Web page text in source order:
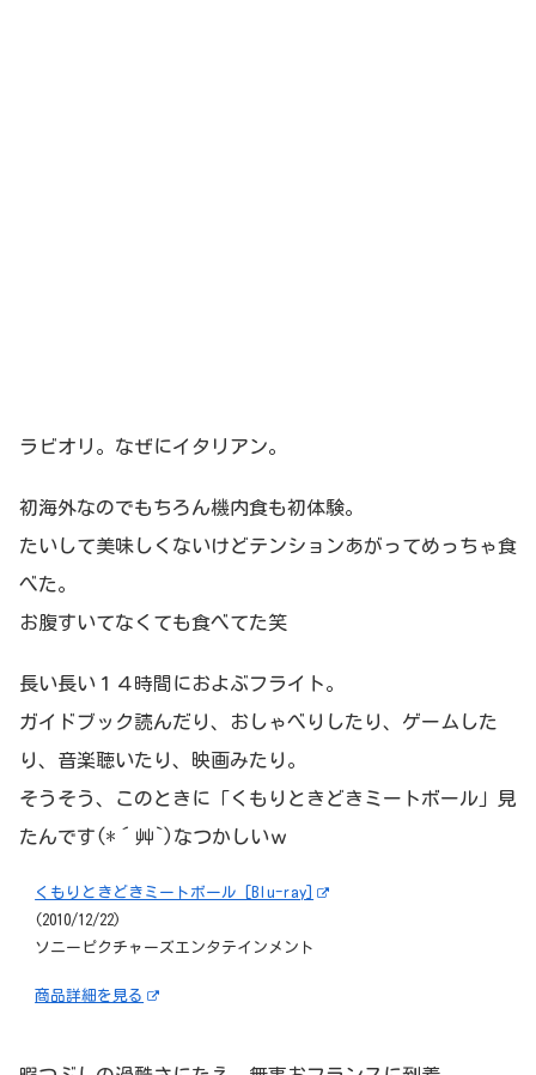
ラビオリ。なぜにイタリアン。
初海外なのでもちろん機内食も初体験。
たいして美味しくないけどテンションあがってめっちゃ食
べた。
お腹すいてなくても食べてた笑
長い長い１４時間におよぶフライト。
ガイドブック読んだり、おしゃべりしたり、ゲームした
り、音楽聴いたり、映画みたり。
そうそう、このときに「くもりときどきミートボール」見
たんです(*´艸`)なつかしいｗ
くもりときどきミートボール [Blu-ray]
(2010/12/22)
ソニーピクチャーズエンタテインメント
商品詳細を見る